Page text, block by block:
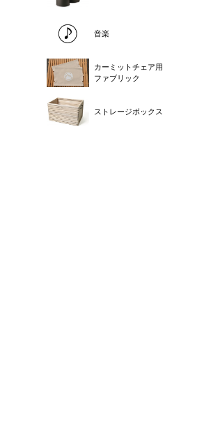
音楽
カーミットチェア用
ファブリック
ストレージボックス